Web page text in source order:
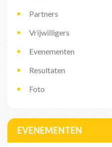
Partners
Vrijwilligers
Evenementen
Resultaten
Foto
EVENEMENTEN